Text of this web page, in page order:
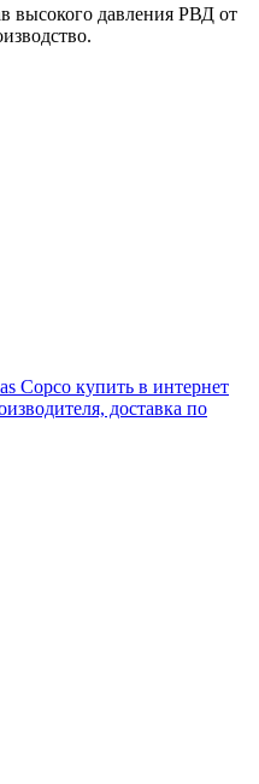
высокого давления РВД от